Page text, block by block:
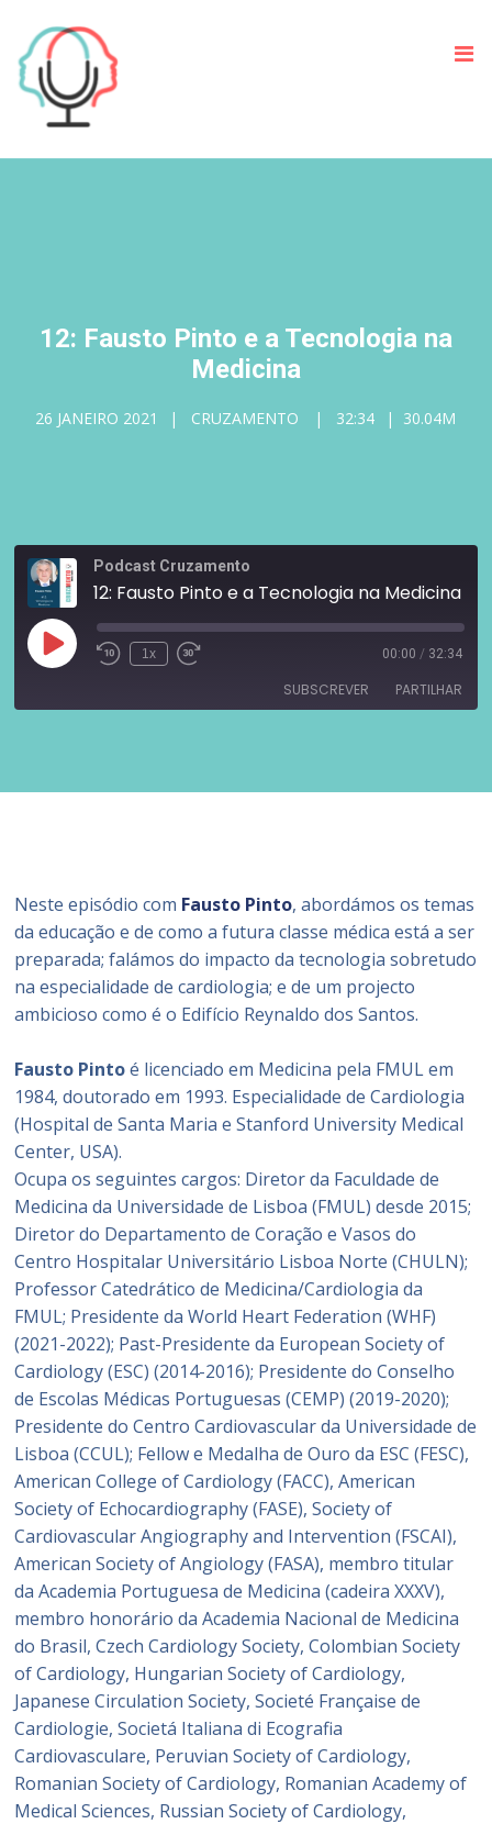
12: Fausto Pinto e a Tecnologia na
Medicina
26 JANEIRO 2021 CRUZAMENTO 32:34 30.04M
Podcast Cruzamento
12: Fausto Pinto e a Tecnologia na Medicina
1x 00:00 / 32:34
SUBSCREVER PARTILHAR
FEED RSS
Neste episódio com Fausto Pinto, abordámos os temas
da educação e de como a futura classe médica está a ser
preparada; falámos do impacto da tecnologia sobretudo
na especialidade de cardiologia; e de um projecto
ambicioso como é o Edifício Reynaldo dos Santos.
Fausto Pintoé licenciado em Medicina pela FMUL em
1984, doutorado em 1993. Especialidade de Cardiologia
(Hospital de Santa Maria e Stanford University Medical
Center, USA).
Ocupa os seguintes cargos: Diretor da Faculdade de
Medicina da Universidade de Lisboa (FMUL) desde 2015;
Diretor do Departamento de Coração e Vasos do
Centro Hospitalar Universitário Lisboa Norte (CHULN);
Professor Catedrático de Medicina/Cardiologia da
FMUL; Presidente da World Heart Federation (WHF)
(2021-2022); Past-Presidente da European Society of
Cardiology (ESC) (2014-2016); Presidente do Conselho
de Escolas Médicas Portuguesas (CEMP) (2019-2020);
Presidente do Centro Cardiovascular da Universidade de
Lisboa (CCUL); Fellow e Medalha de Ouro da ESC (FESC),
American College of Cardiology (FACC), American
Society of Echocardiography (FASE), Society of
Cardiovascular Angiography and Intervention (FSCAI),
American Society of Angiology (FASA), membro titular
da Academia Portuguesa de Medicina (cadeira XXXV),
membro honorário da Academia Nacional de Medicina
do Brasil, Czech Cardiology Society, Colombian Society
of Cardiology, Hungarian Society of Cardiology,
Japanese Circulation Society, Societé Française de
Cardiologie, Societá Italiana di Ecografia
Cardiovasculare, Peruvian Society of Cardiology,
Romanian Society of Cardiology, Romanian Academy of
Medical Sciences, Russian Society of Cardiology,